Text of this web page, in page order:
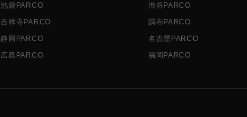
池袋PARCO
渋谷PARCO
吉祥寺PARCO
調布PARCO
静岡PARCO
名古屋PARCO
広島PARCO
福岡PARCO